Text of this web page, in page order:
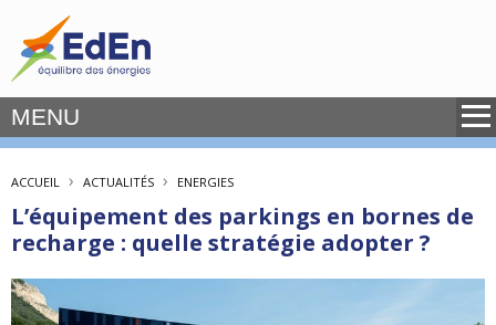
MENU
ACCUEIL › ACTUALITÉS › ENERGIES
L’équipement des parkings en bornes de
recharge : quelle stratégie adopter ?